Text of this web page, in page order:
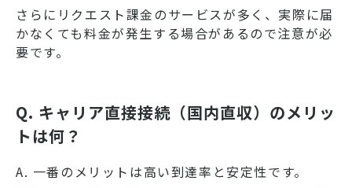
さらにリクエスト課金のサービスが多く、実際に届
かなくても料金が発生する場合があるので注意が必
要です。
Q. キャリア直接接続（国内直収）のメリッ
トは何？
A. 一番のメリットは高い到達率と安定性です。